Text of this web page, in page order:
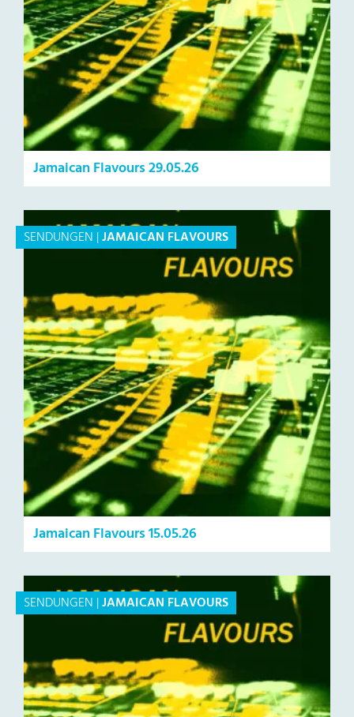
Jamaican Flavours 29.05.26
SENDUNGEN |JAMAICAN FLAVOURS
Jamaican Flavours 15.05.26
SENDUNGEN |JAMAICAN FLAVOURS